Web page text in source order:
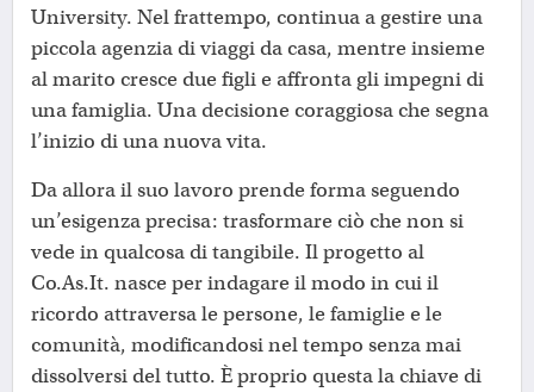
University. Nel frattempo, continua a gestire una
piccola agenzia di viaggi da casa, mentre insieme
al marito cresce due figli e affronta gli impegni di
una famiglia. Una decisione coraggiosa che segna
l’inizio di una nuova vita.
Da allora il suo lavoro prende forma seguendo
un’esigenza precisa: trasformare ciò che non si
vede in qualcosa di tangibile. Il progetto al
Co.As.It. nasce per indagare il modo in cui il
ricordo attraversa le persone, le famiglie e le
comunità, modificandosi nel tempo senza mai
dissolversi del tutto. È proprio questa la chiave di